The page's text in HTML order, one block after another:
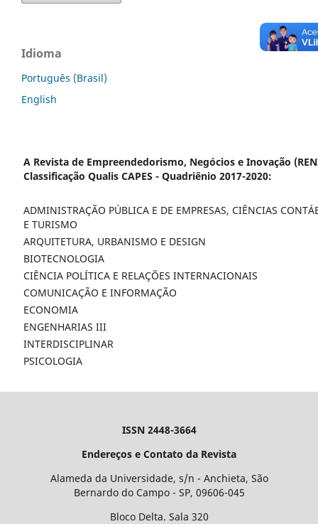
Idioma
Português (Brasil)
English
A Revista de Empreendedorismo, Negócios e Inovação
Classificação Qualis CAPES - Quadriênio 2017-2020:
ADMINISTRAÇÃO PÚBLICA E DE EMPRESAS, CIÊNCIAS
E TURISMO
ARQUITETURA, URBANISMO E DESIGN
BIOTECNOLOGIA
CIÊNCIA POLÍTICA E RELAÇÕES INTERNACIONAIS
COMUNICAÇÃO E INFORMAÇÃO
ECONOMIA
ENGENHARIAS III
INTERDISCIPLINAR
PSICOLOGIA
ISSN 2448-3664
Endereços e Contato da Revista
Alameda da Universidade, s/n - Anchieta, São
Bernardo do Campo - SP, 09606-045
Bloco Delta. Sala 320